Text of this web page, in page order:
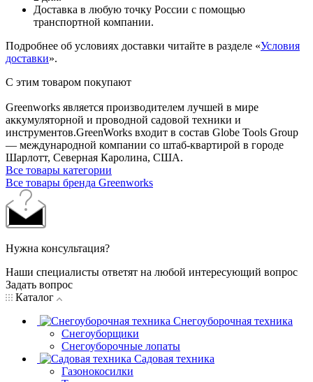
Доставка в любую точку России с помощью
транспортной компании.
Подробнее об условиях доставки читайте в разделе «Условия
доставки».
С этим товаром покупают
Greenworks является производителем лучшей в мире
аккумуляторной и проводной садовой техники и
инструментов.GreenWorks входит в состав Globe Tools Group
— международной компании со штаб-квартирой в городе
Шарлотт, Северная Каролина, США.
Все товары категории
Все товары бренда Greenworks
Нужна консультация?
Наши специалисты ответят на любой интересующий вопрос
Задать вопрос
Каталог
Снегоуборочная техника
Снегоуборщики
Снегоуборочные лопаты
Садовая техника
Газонокосилки